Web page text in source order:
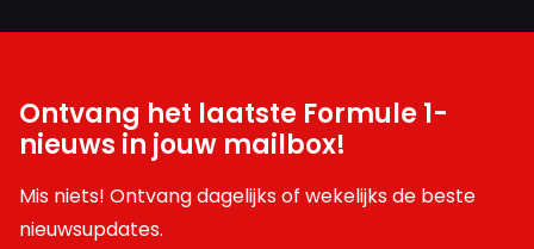
Ontvang het laatste Formule 1-
nieuws in jouw mailbox!
Mis niets! Ontvang dagelijks of wekelijks de beste
nieuwsupdates.